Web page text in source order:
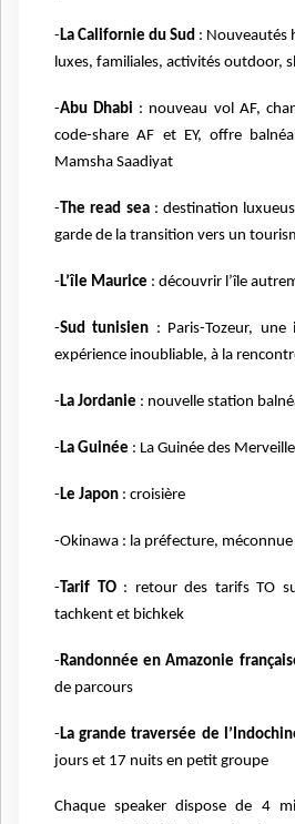
-La Californie du Sud : Nouveautés
luxes, familiales, activités outdoor,
-Abu Dhabi : nouveau vol AF,
code-share AF et EY, offre
Mamsha Saadiyat
- The read sea: destination
garde de la transition vers un
-L’île Maurice : découvrir l’île
-Sud tunisien : Paris-Tozeur,
expérience inoubliable, à la
- La Jordanie : nouvelle station
- La Guinée : La Guinée des
- Le Japon : croisière
-Okinawa : la préfecture,
-Tarif TO : retour des tarifs TO
tachkent et bichkek
- Randonnée en Amazonie
de parcours
- La grande traversée de
jours et 17 nuits en petit groupe
Chaque speaker dispose de 4